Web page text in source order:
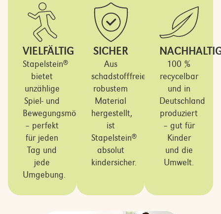
VIELFÄLTIG
Stapelstein®
bietet
unzählige
Spiel- und
Bewegungsmöglichkeiten
– perfekt
für jeden
Tag und
jede
Umgebung.
SICHER
Aus
schadstofffreiem,
robustem
Material
hergestellt,
ist
Stapelstein®
absolut
kindersicher.
100 %
recycelbar
und in
Deutschland
produziert
– gut für
Kinder
und die
Umwelt.